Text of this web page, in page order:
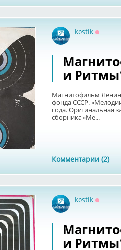
kostik
и
Магнитофильм
фонда СССР.
года. Оригинальная
сборника «Ме...
Комментарии (2)
kostik
и